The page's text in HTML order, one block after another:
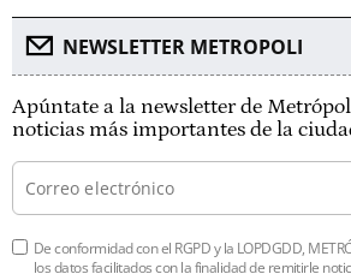
NEWSLETTER METROPOLI
Apúntate a la newsletter de
noticias más importantes de la
De conformidad con el RGPD y la LOPDGDD,
los datos facilitados con la finalidad de remitirle